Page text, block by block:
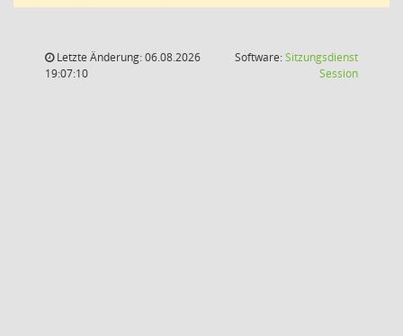
Letzte Änderung: 06.08.2026
19:07:10
Software:Sitzungsdienst
Session(Wird in